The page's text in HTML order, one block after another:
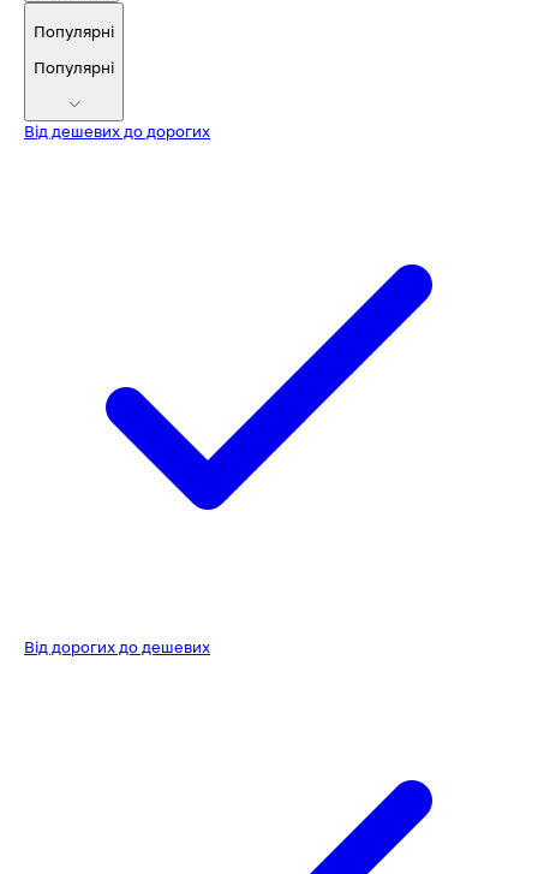
Популярні
Популярні
Від дешевих до дорогих
Від дорогих до дешевих